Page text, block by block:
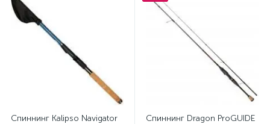
Спиннинг Kalipso Navigator
Спиннинг Dragon ProGUIDE